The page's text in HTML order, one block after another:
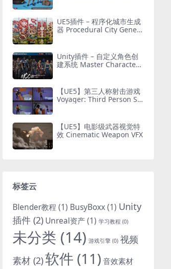
UE5插件 – 程序化城市生成
器 Procedural City Genera
Unity插件 – 自定义角色创
建系统 Master Character
【UE5】第三人称射击游戏
Voyager: Third Person Sh
【UE5】电影级武器视觉特
效 Cinematic Weapon VFX
标签云
Blender教程 (1) BusyBoxx(1) Unity
插件 (2) Unreal资产(1) 学习教程 (0)
未分类 (14) 游戏引擎 (0) 视频
素材 (2)软件 (11)音效素材